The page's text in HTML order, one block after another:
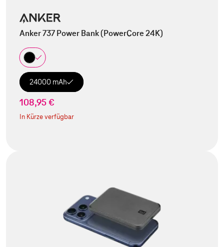
Anker 737 Power Bank (PowerCore 24K)
24000 mAh
108,95 €
In Kürze verfügbar